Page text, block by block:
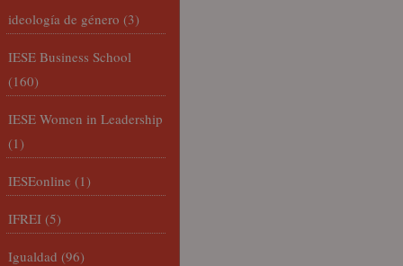
ideología de género (3)
IESE Business School
(160)
IESE Women in Leadership
(1)
IESEonline (1)
IFREI (5)
Igualdad (96)